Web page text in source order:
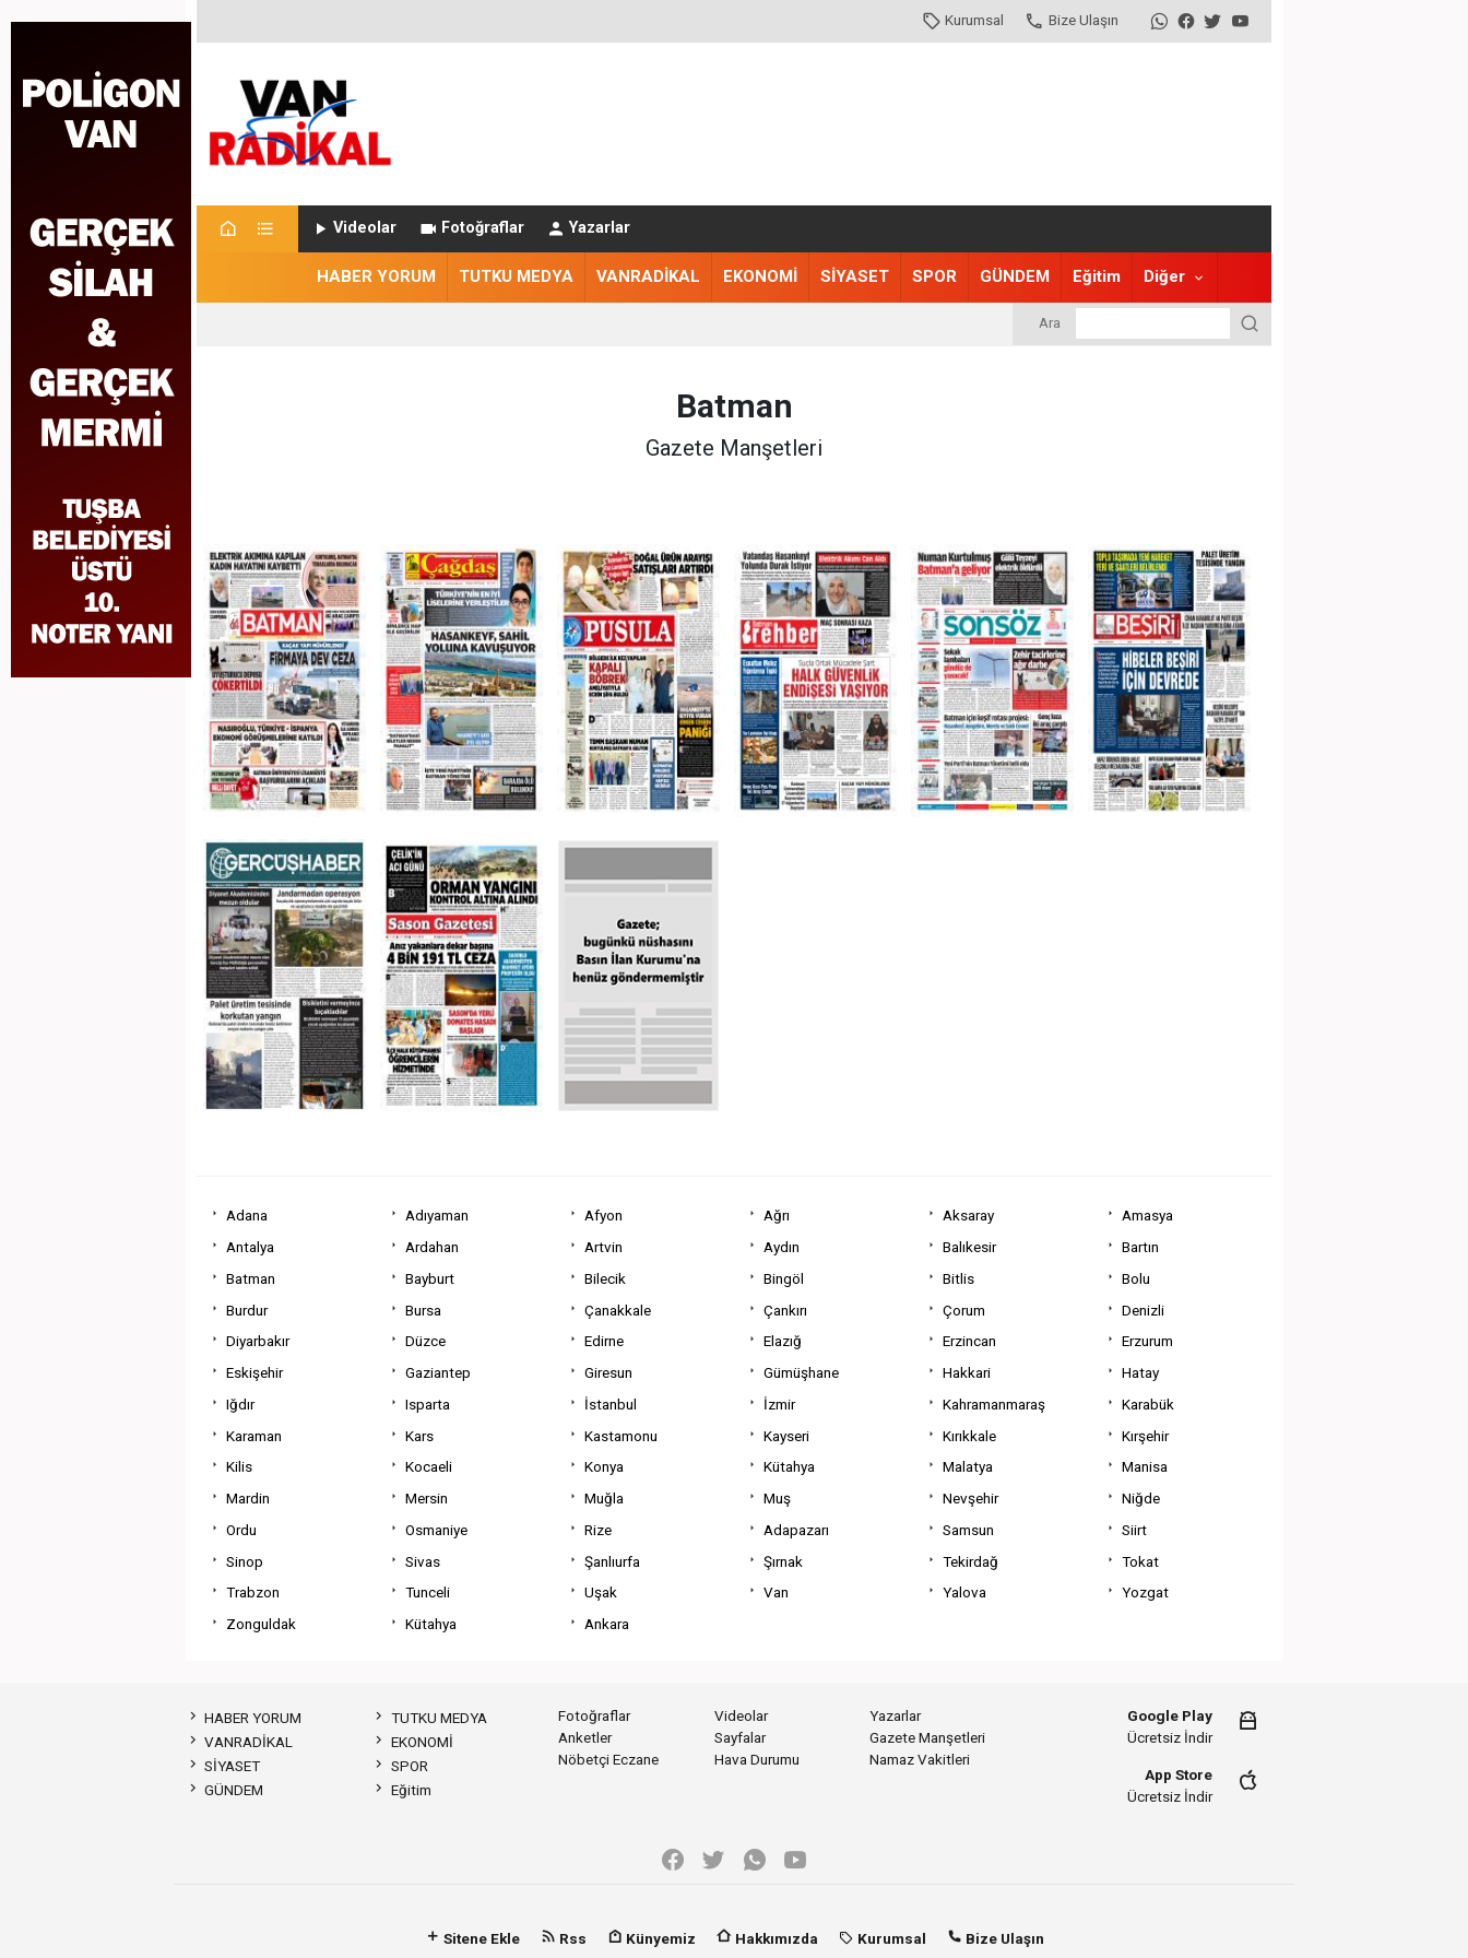
Kurumsal Bize Ulaşın
Videolar Fotoğraflar Yazarlar
HABER YORUM TUTKU MEDYA VANRADİKAL EKONOMİ SİYASET SPOR GÜNDEM Eğitim Diğer
Ara
Batman
Gazete Manşetleri
Adana Adıyaman Afyon Ağrı Aksaray
Amasya
Antalya
Ardahan Artvin Aydın Balıkesir
Bartın
Batman
Bayburt Bilecik Bingöl Bitlis
Bolu
Burdur
Bursa Çanakkale Çankırı Çorum
Denizli
Diyarbakır
Düzce Edirne Elazığ Erzincan
Erzurum
Eskişehir
Gaziantep Giresun Gümüşhane Hakkari
Hatay
Iğdır
Isparta İstanbul İzmir Kahramanmaraş
Karabük
Karaman
Kars Kastamonu Kayseri Kırıkkale
Kırşehir
Kilis
Kocaeli Konya Kütahya Malatya
Manisa
Mardin
Mersin Muğla Muş Nevşehir
Niğde
Ordu
Osmaniye Rize Adapazarı Samsun
Siirt
Sinop
Sivas Şanlıurfa Şırnak Tekirdağ
Tokat
Trabzon
Tunceli Uşak Van Yalova
Yozgat
Zonguldak
Kütahya Ankara
HABER YORUM
TUTKU MEDYA
VANRADİKAL
EKONOMİ
SİYASET
SPOR
GÜNDEM
Eğitim
Fotoğraflar Videolar
Yazarlar
Anketler
Sayfalar
Gazete Manşetleri
Nöbetçi Eczane
Hava Durumu Namaz Vakitleri
Google Play
Ücretsiz İndir
App Store
Ücretsiz İndir
Sitene Ekle Rss Künyemiz Hakkımızda Kurumsal Bize Ulaşın